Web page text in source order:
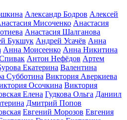
Александр Бодров Алексей
Мисоченко Анастасия
Анастасия Шалганова
Букшук Андрей Усачёв Анна
Анна Моисеенко Анна Никитина
Антон Нефёдов Артем
Екатерина Валентина
Субботина Виктория Аверкиева
Осочкина Виктория
Елена Гудкова Ольга Даниил
Дмитрий Попов
Евгений Морозов Евгения